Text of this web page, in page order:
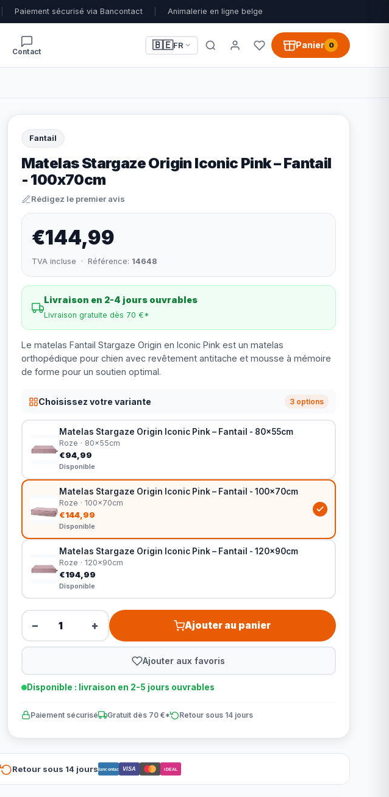
Paiement sécurisé via Bancontact Animalerie en ligne belge
Contact
🇧🇪FR Panier 0
Fantail
Matelas Stargaze Origin Iconic Pink – Fantail
- 100x70cm
Rédigez le premier avis
€144,99
TVA incluse · Référence: 14648
Livraison en 2-4 jours ouvrables
Livraison gratuite dès 70 €*
Le matelas Fantail Stargaze Origin en Iconic Pink est un matelas
orthopédique pour chien avec revêtement antitache et mousse à mémoire
de forme pour un soutien optimal.
Choisissez votre variante 3 options
Matelas Stargaze Origin Iconic Pink – Fantail - 80x55cm
Roze · 80x55cm
€94,99
Disponible
Matelas Stargaze Origin Iconic Pink – Fantail - 100x70cm
Roze · 100x70cm
€144,99
Disponible
Matelas Stargaze Origin Iconic Pink – Fantail - 120x90cm
Roze · 120x90cm
€194,99
Disponible
− + Ajouter au panier
Ajouter aux favoris
Disponible : livraison en 2-5 jours ouvrables
Paiement sécurisé Gratuit dès 70 €* Retour sous 14 jours
Retour sous 14 joursBancontact VISA iDEAL